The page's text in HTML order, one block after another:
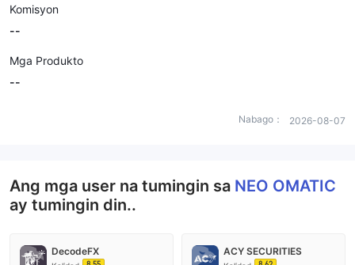
Komisyon
--
Mga Produkto
--
Nabago： 2026-08-07
Ang mga user na tumingin sa NEO OMATIC
ay tumingin din..
DecodeFX ACY SECURITIES